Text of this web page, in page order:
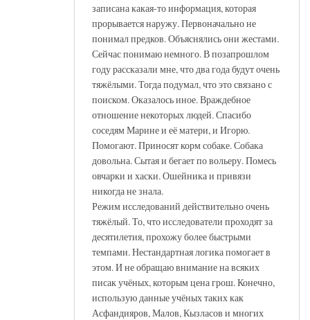
записана какая-то информация, которая
прорывается наружу. Первоначально не
понимал предков. Объяснялись они жестами.
Сейчас понимаю немного. В позапрошлом
году рассказали мне, что два года будут очень
тяжёлыми. Тогда подумал, что это связано с
поиском. Оказалось иное. Враждебное
отношение некоторых людей. Спасибо
соседям Марине и её матери, и Игорю.
Помогают. Приносят корм собаке. Собака
довольна. Сытая и бегает по вольеру. Помесь
овчарки и хаски. Ошейника и привязи
никогда не знала.
Режим исследований действительно очень
тяжёлый. То, что исследователи проходят за
десятилетия, прохожу более быстрыми
темпами. Нестандартная логика помогает в
этом. И не обращаю внимание на всяких
писак учёных, которым цена грош. Конечно,
использую данные учёных таких как
Асфандияров, Малов, Кызласов и многих